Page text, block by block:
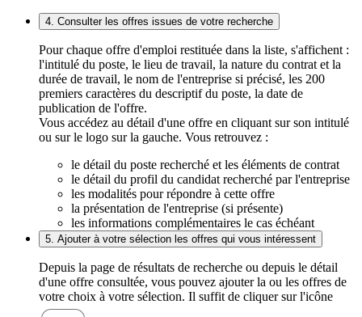
4. Consulter les offres issues de votre recherche
Pour chaque offre d'emploi restituée dans la liste, s'affichent :
l'intitulé du poste, le lieu de travail, la nature du contrat et la
durée de travail, le nom de l'entreprise si précisé, les 200
premiers caractères du descriptif du poste, la date de
publication de l'offre.
Vous accédez au détail d'une offre en cliquant sur son intitulé
ou sur le logo sur la gauche. Vous retrouvez :
le détail du poste recherché et les éléments de contrat
le détail du profil du candidat recherché par l'entreprise
les modalités pour répondre à cette offre
la présentation de l'entreprise (si présente)
les informations complémentaires le cas échéant
5. Ajouter à votre sélection les offres qui vous intéressent
Depuis la page de résultats de recherche ou depuis le détail
d'une offre consultée, vous pouvez ajouter la ou les offres de
votre choix à votre sélection. Il suffit de cliquer sur l'icône